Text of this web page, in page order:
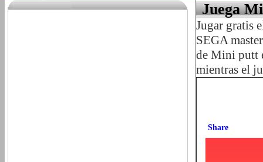
Juega
Jugar gratis
SEGA
de Mini putt
mientras el